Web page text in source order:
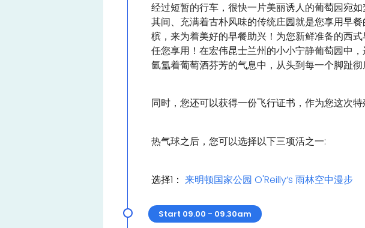
经过短暂的行车，很快一片美丽诱人的葡萄园宛
其间、充满着古朴风味的传统庄园就是您享用早
槟，来为着美好的早餐助兴！为您新鲜准备的西
任您享用！在宏伟昆士兰州的小小宁静葡萄园中
氤氲着葡萄酒芬芳的气息中，从头到每一个脚趾彻
同时，您还可以获得一份飞行证书，作为您这次
热气球之后，您可以选择以下三项活之一:
选择1： 来明顿国家公园 O'Reilly‘s 雨林空中漫步
Start 09.00 - 09.30am